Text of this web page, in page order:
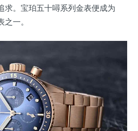
求。宝珀五十噚系列金表便成为
一。